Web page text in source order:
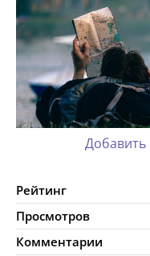
Добавить
Рейтинг
Просмотров
Комментарии